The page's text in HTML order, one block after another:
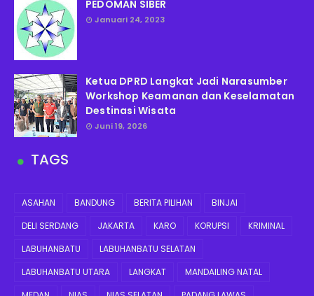
PEDOMAN SIBER
Januari 24, 2023
Ketua DPRD Langkat Jadi Narasumber
Workshop Keamanan dan Keselamatan
Destinasi Wisata
Juni 19, 2026
TAGS
ASAHAN BANDUNG BERITA PILIHAN
BINJAI
DELI SERDANG
JAKARTA KARO KORUPSI
KRIMINAL
LABUHANBATU
LABUHANBATU SELATAN
LABUHANBATU UTARA
LANGKAT
MANDAILING NATAL